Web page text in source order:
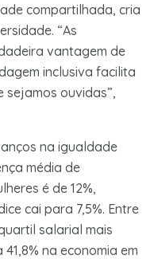
compartilhada, cria
“As
vantagem de
inclusiva facilita
sejamos ouvidas”,
na igualdade
média de
é de 12%,
cai para 7,5%. Entre
salarial mais
na economia em